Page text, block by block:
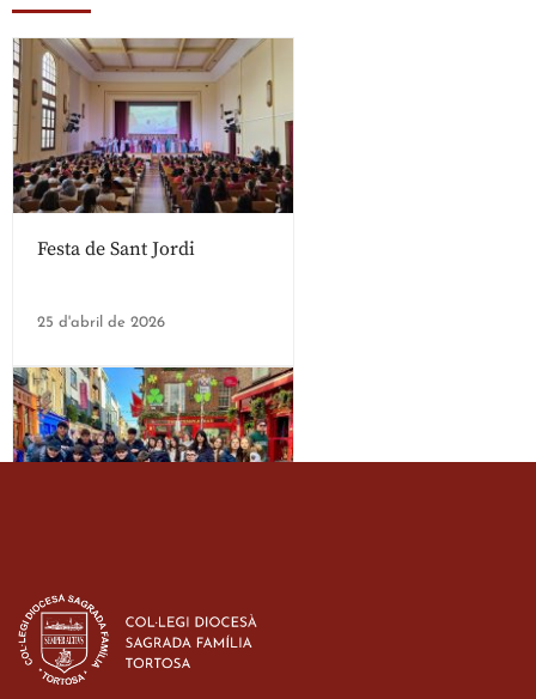
Festa de Sant Jordi
25 d'abril de 2026
d’ESO-BSD a Irlanda
23 de març de 2026